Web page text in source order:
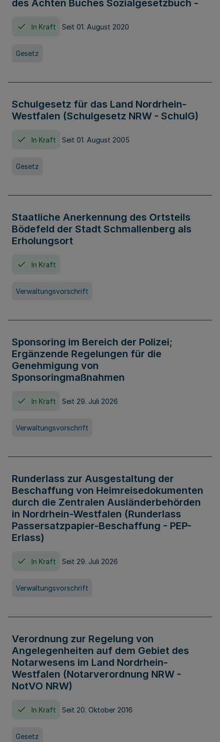
des Achten Buches Sozialgesetzbuch -
In Kraft Seit 01. August 2020
Gesetz
Schulgesetz für das Land Nordrhein-
Westfalen (Schulgesetz NRW - SchulG)
In Kraft Seit 01. August 2005
Gesetz
Staatliche Anerkennung des Ortsteils
Bödefeld der Stadt Schmallenberg als
Erholungsort
In Kraft
Verwaltungsvorschrift
Sponsoring im Bereich der Polizei;
Ergänzende Regelungen für die
Genehmigung von
Sponsoringmaßnahmen
In Kraft Seit 29. Juli 2026
Verwaltungsvorschrift
Runderlass zur Ausgestaltung der
Beschaffung von Heimreisedokumenten
durch die Zentralen Ausländerbehörden
in Nordrhein-Westfalen (Runderlass
Passersatzpapier-Beschaffung - PEP-
Erlass)
In Kraft Seit 29. Juli 2026
Verwaltungsvorschrift
Verordnung zur Regelung von
Angelegenheiten auf dem Gebiet des
Notarwesens im Land Nordrhein-
Westfalen (Notarverordnung NRW -
NotVO NRW)
In Kraft Seit 20. Oktober 2016
Gesetz